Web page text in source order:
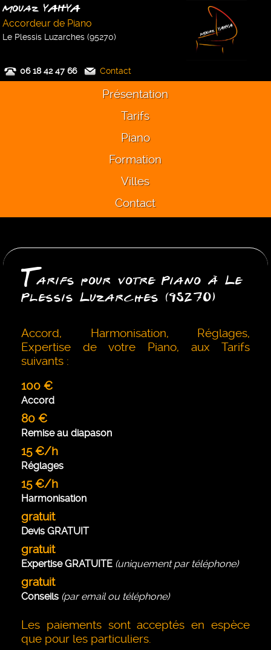
Mouaz YAHYA
Accordeur de Piano
Le Plessis Luzarches (95270)
06 18 42 47 66 Contact
Présentation
Tarifs
Piano
Formation
Villes
Contact
Tarifs pour votre Piano à Le
Plessis Luzarches (95270)
Accord, Harmonisation, Réglages,
Expertise de votre Piano, aux Tarifs
suivants :
100 €
Accord
80 €
Remise au diapason
15 €/h
Réglages
15 €/h
Harmonisation
gratuit
Devis GRATUIT
gratuit
Expertise GRATUITE (uniquement par téléphone)
gratuit
Conseils (par email ou téléphone)
Les paiements sont acceptés en espèce
que pour les particuliers.